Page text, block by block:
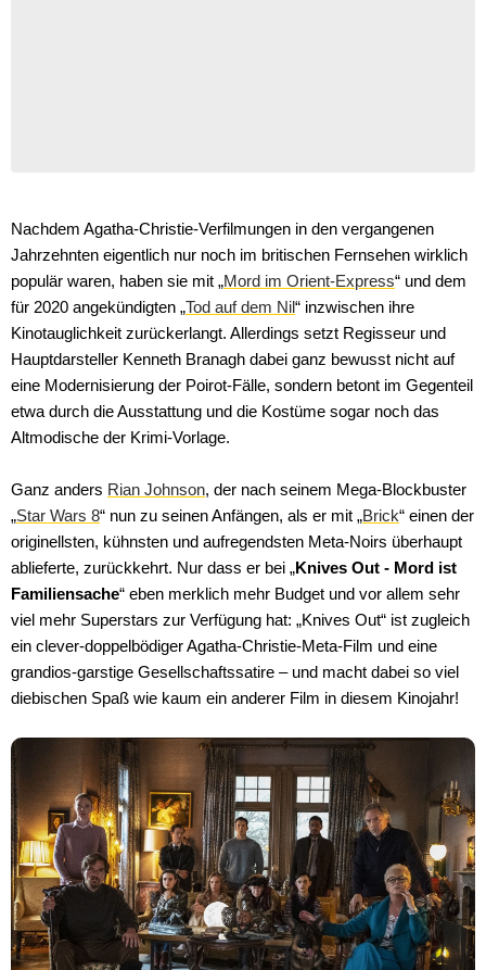
Nachdem Agatha-Christie-Verfilmungen in den vergangenen
Jahrzehnten eigentlich nur noch im britischen Fernsehen wirklich
populär waren, haben sie mit „Mord im Orient-Express“ und dem
für 2020 angekündigten „Tod auf dem Nil“ inzwischen ihre
Kinotauglichkeit zurückerlangt. Allerdings setzt Regisseur und
Hauptdarsteller Kenneth Branagh dabei ganz bewusst nicht auf
eine Modernisierung der Poirot-Fälle, sondern betont im Gegenteil
etwa durch die Ausstattung und die Kostüme sogar noch das
Altmodische der Krimi-Vorlage.
Ganz anders Rian Johnson, der nach seinem Mega-Blockbuster
„Star Wars 8“ nun zu seinen Anfängen, als er mit „Brick“ einen der
originellsten, kühnsten und aufregendsten Meta-Noirs überhaupt
ablieferte, zurückkehrt. Nur dass er bei „Knives Out - Mord ist
Familiensache“ eben merklich mehr Budget und vor allem sehr
viel mehr Superstars zur Verfügung hat: „Knives Out“ ist zugleich
ein clever-doppelbödiger Agatha-Christie-Meta-Film und eine
grandios-garstige Gesellschaftssatire – und macht dabei so viel
diebischen Spaß wie kaum ein anderer Film in diesem Kinojahr!